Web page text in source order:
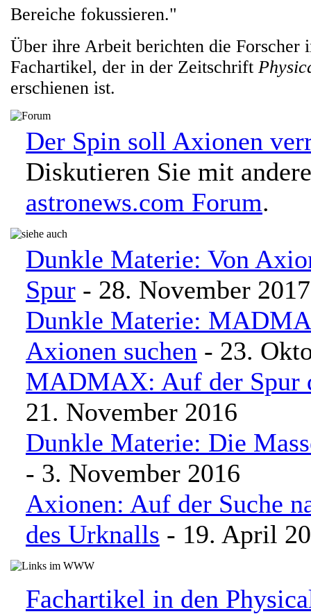
Bereiche fokussieren."
Über ihre Arbeit berichten die Forscher
Fachartikel, der in der Zeitschrift
erschienen ist.
Der Spin soll Axionen
Diskutieren Sie mit
astronews.com Forum.
Dunkle Materie: Von
Spur - 28. November 2017
Dunkle Materie:
Axionen suchen - 23.
MADMAX: Auf der Spur
21. November 2016
Dunkle Materie: Die
- 3. November 2016
Axionen: Auf der Suche
des Urknalls - 19. April
Fachartikel in den